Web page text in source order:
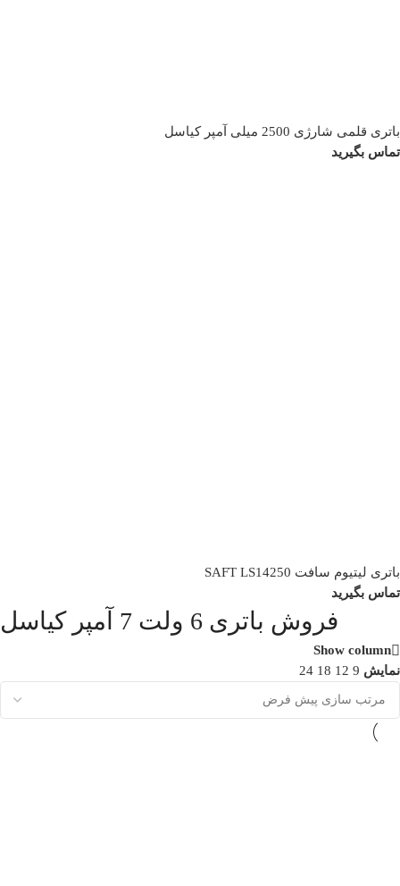
باتری قلمی شارژی 2500 میلی آمپر کیاسل
تماس بگیرید
باتری لیتیوم سافت SAFT LS14250
تماس بگیرید
فروش باتری 6 ولت 7 آمپر کیاسل
Show column
نمایش 9
12
18
24